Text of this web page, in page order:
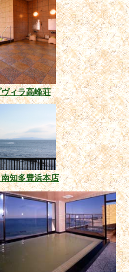
ィラ高峰荘
知多豊浜本店